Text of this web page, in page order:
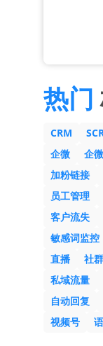
热门
CRM
企微
企
加粉链接
员工管理
客户流失
敏感词监控
直播
社
私域流量
自动回复
视频号